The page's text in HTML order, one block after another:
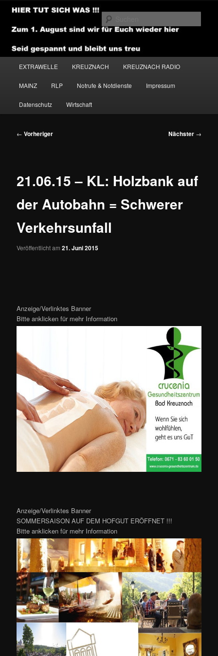
Zum
primären
Inhalt
NEWSHOUSE.MEDIA
EXTRAWELLE KREUZNACH KREUZNACH RADIO
MAINZ RLP Notrufe & Notdienste Impressum
Datenschutz Wirtschaft
Beitragsnavigation
← Vorheriger Nächster →
21.06.15 – KL: Holzbank auf
der Autobahn = Schwerer
Verkehrsunfall
Veröffentlicht am21. Juni 2015
Anzeige/Verlinktes Banner
Bitte anklicken für mehr Information
Anzeige/Verlinktes Banner
SOMMERSAISON AUF DEM HOFGUT ERÖFFNET !!!
Bitte anklicken für mehr Information